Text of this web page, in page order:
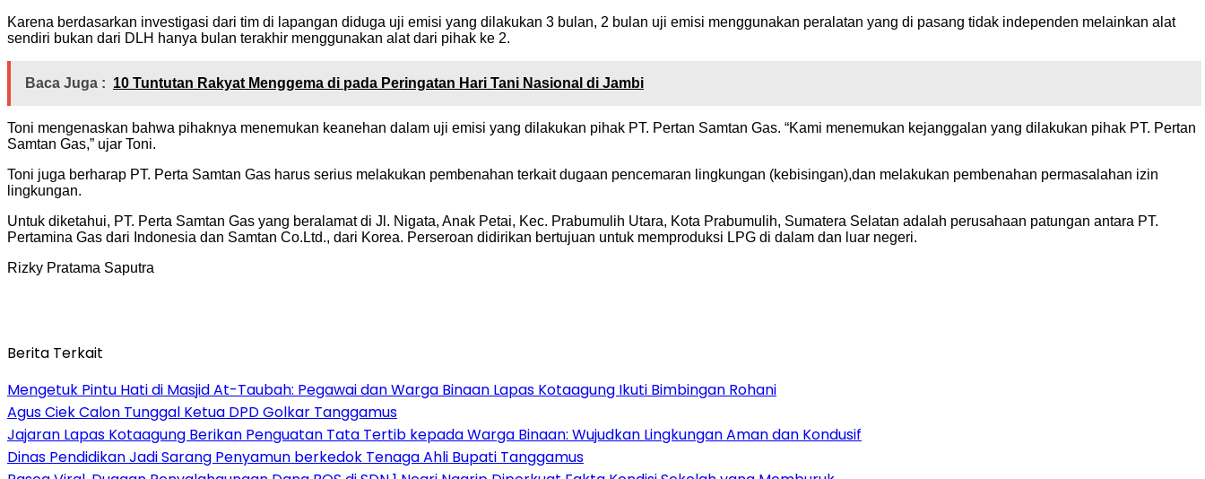
Karena berdasarkan investigasi dari tim di lapangan diduga uji emisi yang dilakukan 3 bulan, 2 bulan uji emisi menggunakan peralatan yang di pasang tidak independen melainkan alat
sendiri bukan dari DLH hanya bulan terakhir menggunakan alat dari pihak ke 2.
Baca Juga : 10 Tuntutan Rakyat Menggema di pada Peringatan Hari Tani Nasional di Jambi
Toni mengenaskan bahwa pihaknya menemukan keanehan dalam uji emisi yang dilakukan pihak PT. Pertan Samtan Gas. “Kami menemukan kejanggalan yang dilakukan pihak PT. Pertan
Samtan Gas,” ujar Toni.
Toni juga berharap PT. Perta Samtan Gas harus serius melakukan pembenahan terkait dugaan pencemaran lingkungan (kebisingan),dan melakukan pembenahan permasalahan izin
lingkungan.
Untuk diketahui, PT. Perta Samtan Gas yang beralamat di Jl. Nigata, Anak Petai, Kec. Prabumulih Utara, Kota Prabumulih, Sumatera Selatan adalah perusahaan patungan antara PT.
Pertamina Gas dari Indonesia dan Samtan Co.Ltd., dari Korea. Perseroan didirikan bertujuan untuk memproduksi LPG di dalam dan luar negeri.
Rizky Pratama Saputra
Berita Terkait
Mengetuk Pintu Hati di Masjid At-Taubah: Pegawai dan Warga Binaan Lapas Kotaagung Ikuti Bimbingan Rohani
Agus Ciek Calon Tunggal Ketua DPD Golkar Tanggamus
Jajaran Lapas Kotaagung Berikan Penguatan Tata Tertib kepada Warga Binaan: Wujudkan Lingkungan Aman dan Kondusif
Dinas Pendidikan Jadi Sarang Penyamun berkedok Tenaga Ahli Bupati Tanggamus